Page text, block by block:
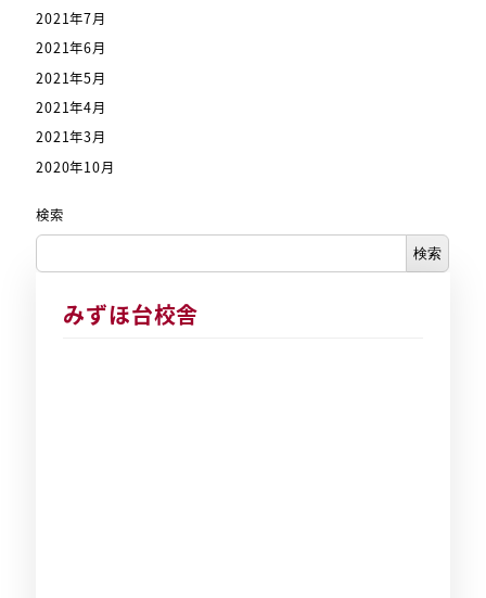
2021年7月
2021年6月
2021年5月
2021年4月
2021年3月
2020年10月
検索
検索
みずほ台校舎